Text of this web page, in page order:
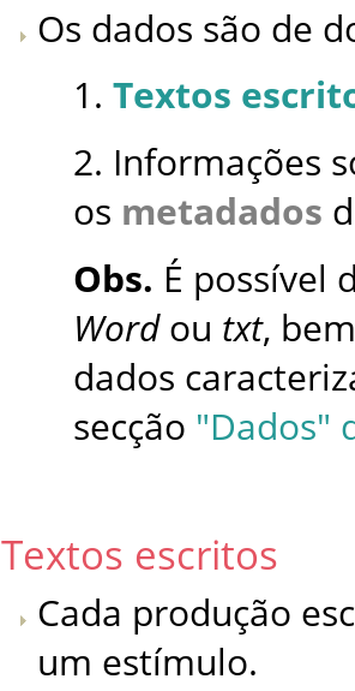
Os dados são de
1. Textos
2. Informações
os metadados
Obs. É possível
Wordou txt,
dados
secção "Dados"
Textos escritos
Cada produção
um estímulo.